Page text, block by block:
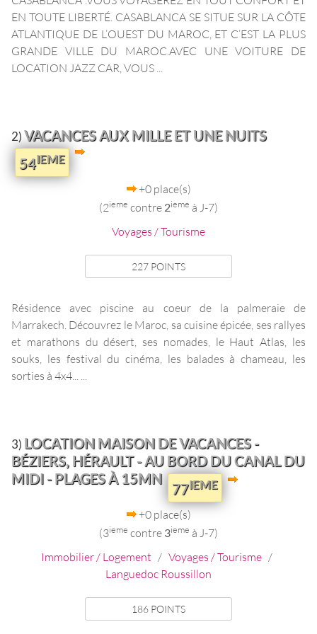
EN TOUTE LIBERTÉ. CASABLANCA SE SITUE SUR LA CÔTE
ATLANTIQUE DE L’OUEST DU MAROC, ET C’EST LA PLUS
GRANDE VILLE DU MAROC.AVEC UNE VOITURE DE
LOCATION JAZZ CAR, VOUS ...
2)VACANCES AUX MILLE ET UNE NUITS
54IEME
+0 place(s)
(2ieme contre 2ieme à J-7)
Voyages / Tourisme
227 POINTS
Résidence avec piscine au coeur de la palmeraie de
Marrakech. Découvrez le Maroc, sa cuisine épicée, ses rallyes
et marathons du désert, ses nomades, le Haut Atlas, les
souks, les festival du cinéma, les balades à chameau, les
sorties à 4x4... ...
3) LOCATION MAISON DE VACANCES -
BÉZIERS, HÉRAULT - AU BORD DU CANAL DU
MIDI - PLAGES À 15MN
77IEME
+0 place(s)
(3ieme contre 3ieme à J-7)
Immobilier / Logement / Voyages / Tourisme/
Languedoc Roussillon
186 POINTS